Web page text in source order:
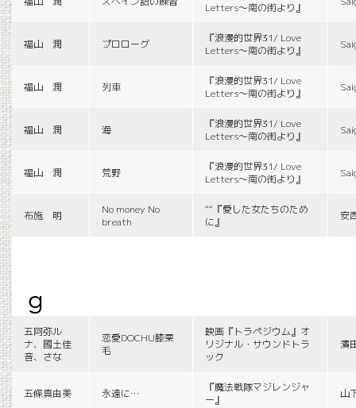
Letters〜南の街より』
福山 潤 プロローグ
『浪漫的世界31/ Love
Letters〜南の街より』
福山 潤 列車
『浪漫的世界31/ Love
Letters〜南の街より』
福山 潤 海
『浪漫的世界31/ Love
Letters〜南の街より』
福山 潤 荒野
『浪漫的世界31/ Love
Letters〜南の街より』
布施 明
No money No
breath
““『愛した女たちのため
に』
安
g
五阿弥ル
ナ、國土佳
音、さな
恋愛DOCHU膝栗
毛
映画『トラペジウム』オ
リジナル・サウンドトラ
ック
濱
五條真由美 永遠に…
『魔法戦隊マジレンジャ
ー』
山